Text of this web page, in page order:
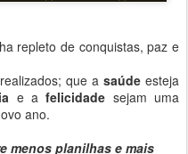
repleto de conquistas, paz e
que asaúdeesteja
e afelicidade sejam uma
ano.
menos planilhas e mais